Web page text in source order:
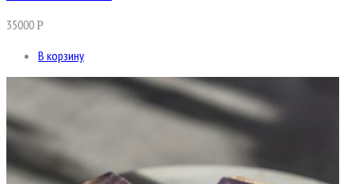
35000Р
В корзину